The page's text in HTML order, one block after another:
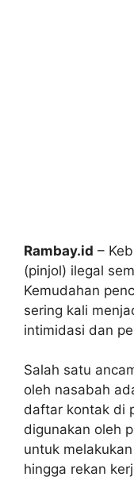
Rambay.id –
(pinjol) ilegal
Kemudahan
sering kali
intimidasi dan
Salah satu
oleh nasabah
daftar kontak di
digunakan oleh
untuk
hingga rekan